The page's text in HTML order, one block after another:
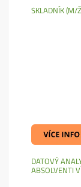
SKLADNÍK (M/
DATOVÝ
ABSOLVENTI